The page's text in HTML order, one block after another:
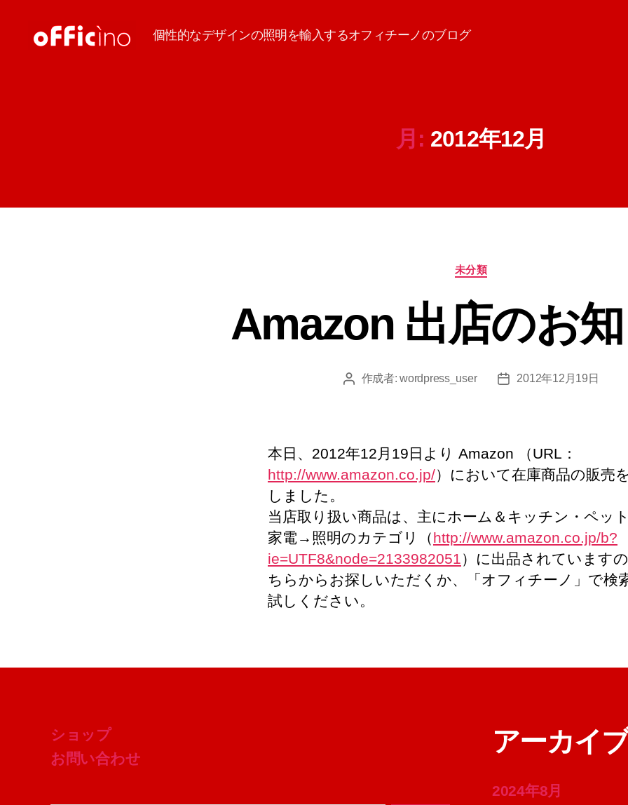
ノ
個性的なデザインの照明を輸入するオフィチーノのブログ
月: 2012年12月
カ
テ
リ
ー
未分類
Amazon 出店のお
投 作成者:wordpress_user
投
2012年12月19日
本日、2012年12月19日より Amazon （URL：
http://www.amazon.co.jp/）において在庫商品の販売
しました。
当店取り扱い商品は、主にホーム＆キッチン・ペッ
家電→照明のカテゴリ（http://www.amazon.co.jp/b?
ie=UTF8&node=2133982051 ）に出品されています
ちらからお探しいただくか、「オフィチーノ」で検
試しください。
ショップ
お問い合わせ
アーカイ
2024年8月